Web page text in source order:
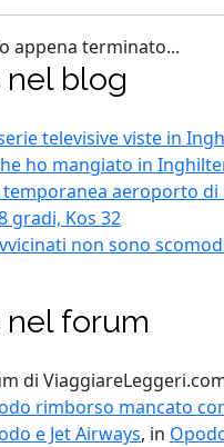
appena terminato...
nel blog
televisive viste in
ho mangiato in
aeroporto di
gradi, Kos 32
non sono
nel forum
di
rimborso mancato
e Jet Airways, in